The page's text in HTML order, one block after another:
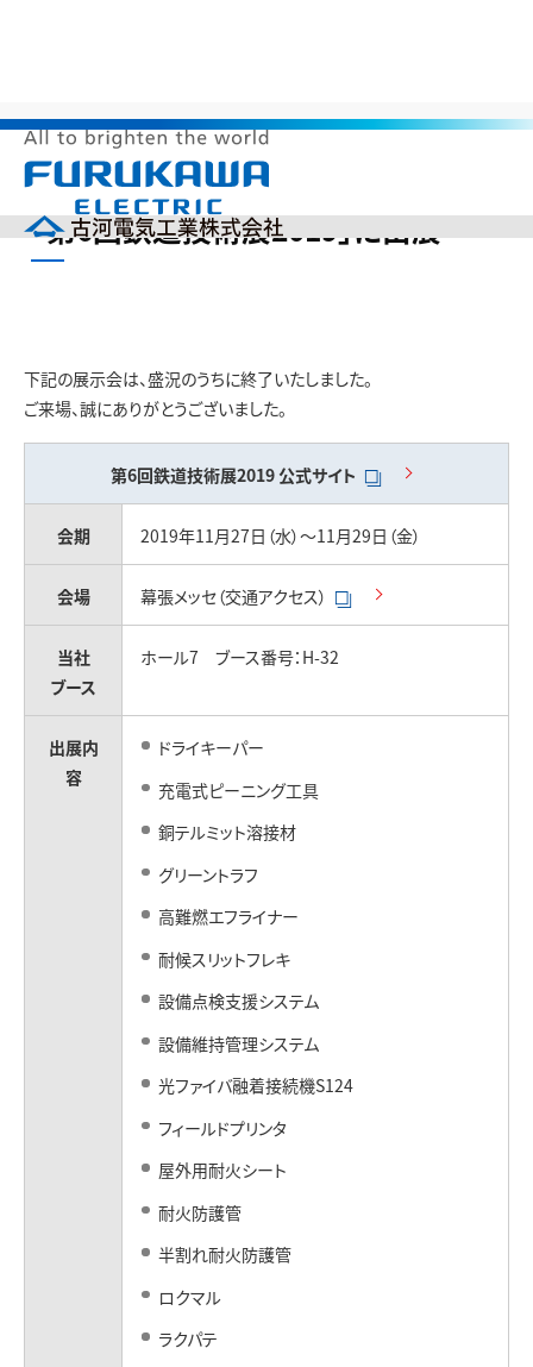
ニ
ュ
投資家の皆様へ（IR）
サステナビリティ
採用情報
English
中文(簡体)
製品カタログ
ニュース
お問い合わせ
HOME > 製品情報 > 展示会出展情報 >
出展
「第6回鉄道技術展2019」に出展
下記の展示会は、盛況のうちに終了いたしました。
ご来場、誠にありがとうございました。
第6回鉄道技術展2019 公式サイト
会期 2019年11月27日（水）～11月29日（金）
会場 幕張メッセ（交通アクセス）
当社
ブース
ホール7 ブース番号：H-32
出展内
容
ドライキーパー
充電式ピーニング工具
銅テルミット溶接材
グリーントラフ
高難燃エフライナー
耐候スリットフレキ
設備点検支援システム
設備維持管理システム
光ファイバ融着接続機S124
フィールドプリンタ
屋外用耐火シート
耐火防護管
半割れ耐火防護管
ロクマル
ラクパテ